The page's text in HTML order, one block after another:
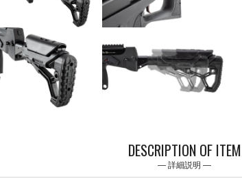
DESCRIPTION OF ITEM
詳細説明